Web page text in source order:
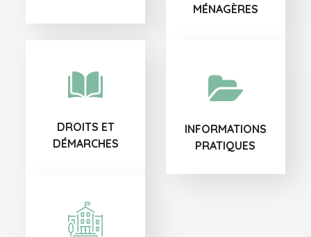
MÉNAGÈRES
DROITS ET
DÉMARCHES
INFORMATIONS
PRATIQUES